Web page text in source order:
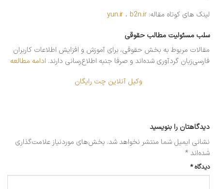
لینک های کوتاه مقاله:
yun.ir ، b2n.ir
سلب مسئولیت مطالب حقوقی
مقالات مربوط به بخش حقوقی، برای آموزش و افزایش اطلاعات کاربران
فارسی‌زبان گردآوری شده‌اند و صرفا جنبه اطلاع‌رسانی دارند. ادامه مطالعه
وکیل آنلاین چت رایگان
دیدگاهتان را بنویسید
نشانی ایمیل شما منتشر نخواهد شد. بخش‌های موردنیاز علامت‌گذاری
شده‌اند*
دیدگاه*